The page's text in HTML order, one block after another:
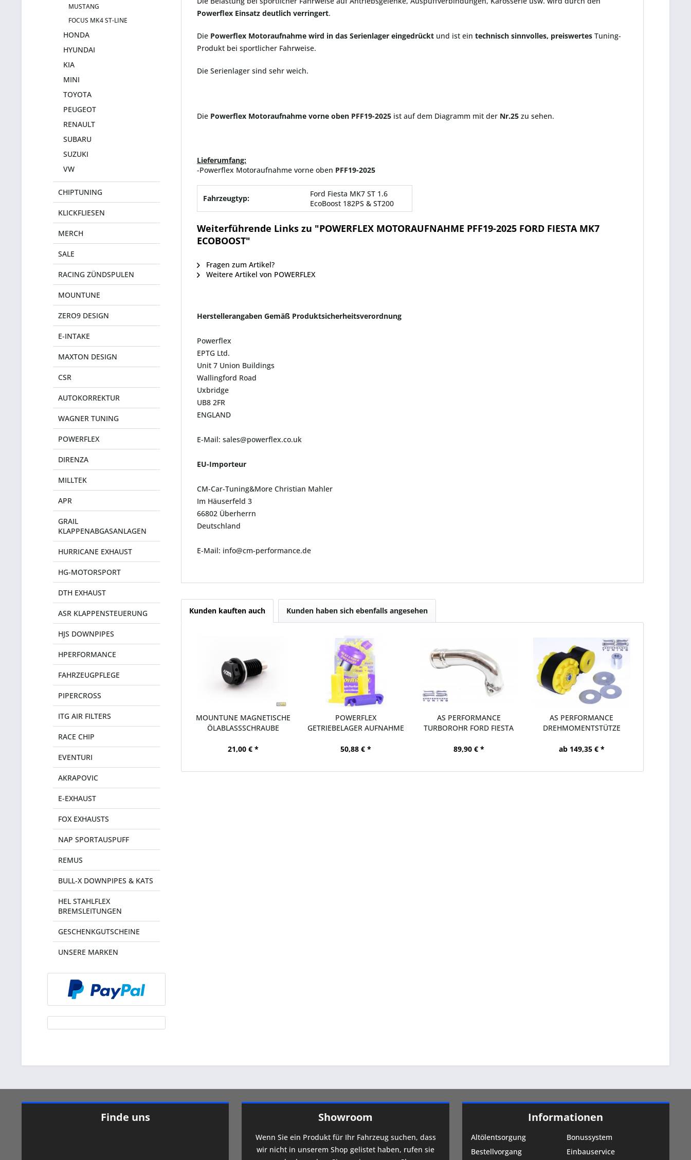
MUSTANG
FOCUS MK4 ST-LINE
HONDA
HYUNDAI
KIA
MINI
TOYOTA
PEUGEOT
RENAULT
SUBARU
SUZUKI
VW
CHIPTUNING
KLICKFLIESEN
MERCH
SALE
RACING ZÜNDSPULEN
MOUNTUNE
ZERO9 DESIGN
E-INTAKE
MAXTON DESIGN
CSR
AUTOKORREKTUR
WAGNER TUNING
POWERFLEX
DIRENZA
MILLTEK
APR
GRAIL
KLAPPENABGASANLAGEN
HURRICANE EXHAUST
HG-MOTORSPORT
DTH EXHAUST
ASR KLAPPENSTEUERUNG
HJS DOWNPIPES
HPERFORMANCE
FAHRZEUGPFLEGE
PIPERCROSS
ITG AIR FILTERS
RACE CHIP
EVENTURI
AKRAPOVIC
E-EXHAUST
FOX EXHAUSTS
NAP SPORTAUSPUFF
REMUS
BULL-X DOWNPIPES & KATS
HEL STAHLFLEX
BREMSLEITUNGEN
GESCHENKGUTSCHEINE
UNSERE MARKEN
Powerflex Einsatz deutlich verringert.
Die Powerflex Motoraufnahme wird in das Serienlager eingedrückt und ist ein technisch sinnvolles, preiswertes Tuning-
Produkt bei sportlicher Fahrweise.
Die Serienlager sind sehr weich.
Die Powerflex Motoraufnahme vorne oben PFF19-2025 ist auf dem Diagramm mit der Nr.25 zu sehen.
Lieferumfang:
-Powerflex Motoraufnahme vorne oben PFF19-2025
Fahrzeugtyp:
Ford Fiesta MK7 ST 1.6
EcoBoost 182PS & ST200
Weiterführende Links zu "POWERFLEX MOTORAUFNAHME PFF19-2025 FORD FIESTA MK7
ECOBOOST"
Fragen zum Artikel?
Weitere Artikel von POWERFLEX
Herstellerangaben Gemäß Produktsicherheitsverordnung
Powerflex
EPTG Ltd.
Unit 7 Union Buildings
Wallingford Road
Uxbridge
UB8 2FR
ENGLAND
E-Mail: sales@powerflex.co.uk
EU-Importeur
CM-Car-Tuning&More Christian Mahler
Im Häuserfeld 3
66802 Überherrn
Deutschland
E-Mail: info@cm-performance.de
Kunden kauften auch Kunden haben sich ebenfalls angesehen
MOUNTUNE MAGNETISCHE
ÖLABLASSSCHRAUBE
21,00 € *
POWERFLEX
GETRIEBELAGER AUFNAHME
50,88 € *
AS PERFORMANCE
TURBOROHR FORD FIESTA
89,90 € *
AS PERFORMANCE
DREHMOMENTSTÜTZE
ab 149,35 € *
Finde uns Showroom
Wenn Sie ein Produkt für Ihr Fahrzeug suchen, dass
wir nicht in unserem Shop gelistet haben, rufen sie
Informationen
Altölentsorgung
Bestellvorgang
Bonussystem
Einbauservice